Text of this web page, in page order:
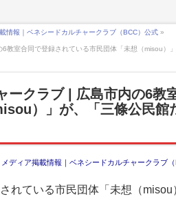
情報｜ベネシードカルチャークラブ（BCC）公式 »
教室合同で登録されている市民団体「未想（misou）
ークラブ | 広島市内の6教
）」が、「三條公民館
メディア掲載情報｜ベネシードカルチャークラブ
れている市民団体「未想（